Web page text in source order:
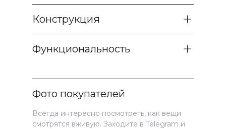
Конструкция
Функциональность
Фото покупателей
Всегда интересно посмотреть, как вещи
смотрятся вживую. Заходите в Telegram и